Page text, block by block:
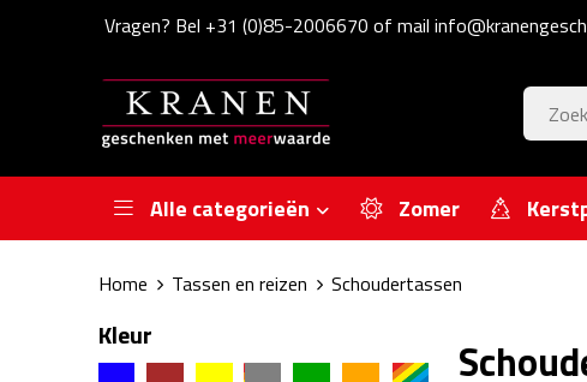
Vragen? Bel +31 (0)85-2006670 of mail
Alle categorieën Zomer
Home Tassen en reizen Schoudertassen
Kleur